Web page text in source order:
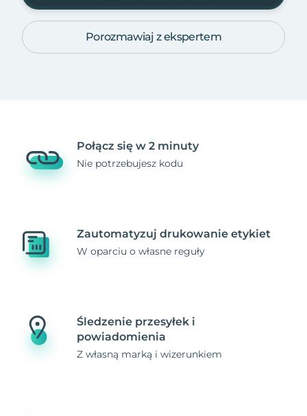
Porozmawiaj z ekspertem
Połącz się w 2 minuty
Nie potrzebujesz kodu
Zautomatyzuj drukowanie etykiet
W oparciu o własne reguły
Śledzenie przesyłek i
powiadomienia
Z własną marką i wizerunkiem